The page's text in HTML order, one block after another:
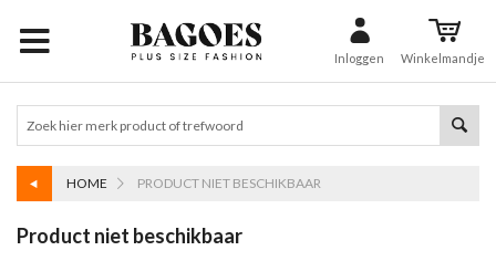
Inloggen Winkelmandje
HOME PRODUCT NIET BESCHIKBAAR
Product niet beschikbaar